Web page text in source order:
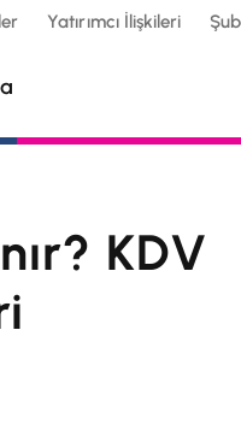
Yatırımcı İlişkileri
KDV